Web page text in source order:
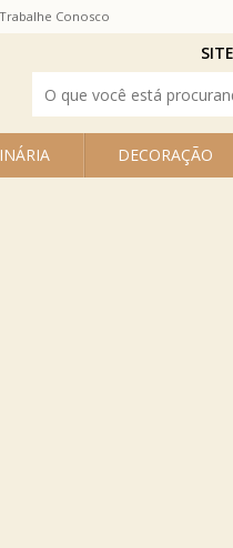
DECORAÇÃO
Trabalhe Conosco